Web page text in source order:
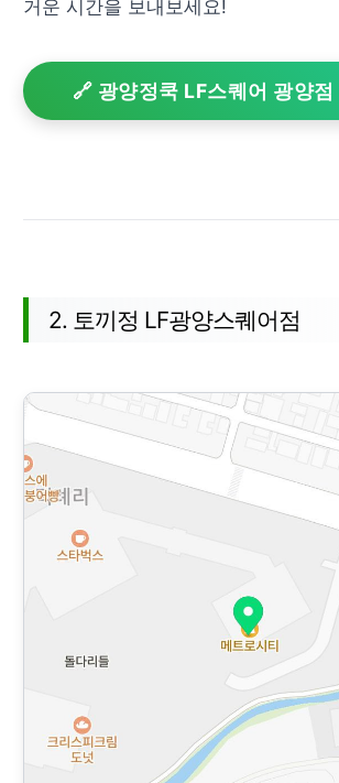
거운 시간을 보내보세요!
🔗 광양정쿡 LF스퀘어 광양점
2. 토끼정 LF광양스퀘어점